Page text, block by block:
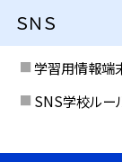
ＳＮＳ
学習用情報端
SNS学校ルー